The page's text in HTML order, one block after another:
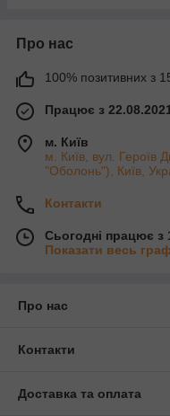
Про нас
100% позитивних з 15
Працює з
м. Київ
м. Київ, вул. Героїв
"Оболонь"), Київ,
Контакти
Сьогодні працює з
Показати весь
Про нас
Контакти
Доставка та оплата